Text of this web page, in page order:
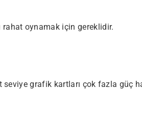
rahat oynamak için gereklidir.
seviye grafik kartları çok fazla güç